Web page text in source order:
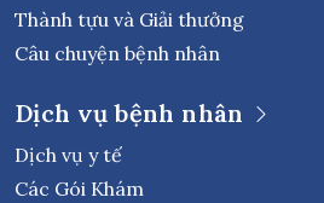
Thành tựu và Giải thưởng
Câu chuyện bệnh nhân
Dịch vụ bệnh nhân
Dịch vụ y tế
Các Gói Khám